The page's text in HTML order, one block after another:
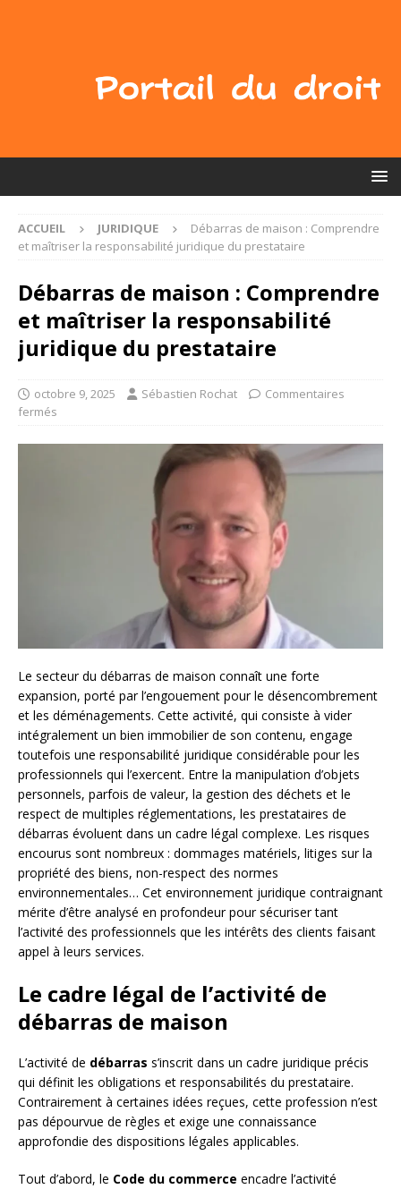
ACCUEIL JURIDIQUE
Débarras de maison : Comprendre
et maîtriser la responsabilité juridique du prestataire
Débarras de maison : Comprendre
et maîtriser la responsabilité
juridique du prestataire
octobre 9, 2025 Sébastien Rochat
Commentaires
fermés
Le secteur du débarras de maison connaît une forte
expansion, porté par l’engouement pour le désencombrement
et les déménagements. Cette activité, qui consiste à vider
intégralement un bien immobilier de son contenu, engage
toutefois une responsabilité juridique considérable pour les
professionnels qui l’exercent. Entre la manipulation d’objets
personnels, parfois de valeur, la gestion des déchets et le
respect de multiples réglementations, les prestataires de
débarras évoluent dans un cadre légal complexe. Les risques
encourus sont nombreux : dommages matériels, litiges sur la
propriété des biens, non-respect des normes
environnementales… Cet environnement juridique contraignant
mérite d’être analysé en profondeur pour sécuriser tant
l’activité des professionnels que les intérêts des clients faisant
appel à leurs services.
Le cadre légal de l’activité de
débarras de maison
L’activité de débarras s’inscrit dans un cadre juridique précis
qui définit les obligations et responsabilités du prestataire.
Contrairement à certaines idées reçues, cette profession n’est
pas dépourvue de règles et exige une connaissance
approfondie des dispositions légales applicables.
Tout d’abord, le Code du commerce encadre l’activité